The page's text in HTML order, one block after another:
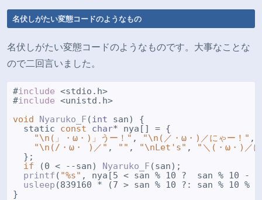
名伏しがたい変態コードのようなもの
名伏しがたい変態コードのようなものです。大事なことな
ので二回言いました。
#include <stdio.h>
#include <unistd.h>
void
Nyaruko_F (int san) {
  static
const char* nya[] = {
"\n(」・ω・)」うー！" , "\n(／・ω・)／にゃー！" ,
"\n(/・ω・ )／" , "" , "\nLet's" ,
"＼(・ω・)／
  };
if (0 < --san) Nyaruko_F (san);
printf ( "%s" , nya[5 < san % 10 ?  san % 10
usleep (839160 * (7 > san % 10 ?: san % 10
}